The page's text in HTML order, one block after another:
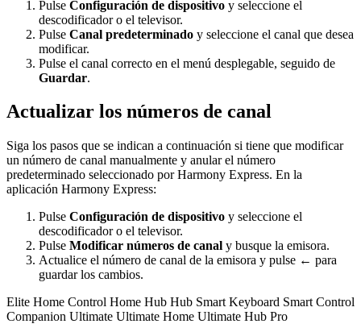
Pulse Configuración de dispositivo y seleccione el
descodificador o el televisor.
Pulse Canal predeterminado y seleccione el canal que desea
modificar.
Pulse el canal correcto en el menú desplegable, seguido de
Guardar.
Actualizar los números de canal
Siga los pasos que se indican a continuación si tiene que modificar
un número de canal manualmente y anular el número
predeterminado seleccionado por Harmony Express. En la
aplicación Harmony Express:
Pulse Configuración de dispositivo y seleccione el
descodificador o el televisor.
Pulse Modificar números de canal y busque la emisora.
Actualice el número de canal de la emisora y pulse ← para
guardar los cambios.
Elite Home Control Home Hub Hub Smart Keyboard Smart Control
Companion Ultimate Ultimate Home Ultimate Hub Pro